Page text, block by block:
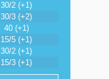
30/2 (+1)
30/3 (+2)
40 (+1)
15/5 (+1)
30/2 (+1)
15/3 (+1)